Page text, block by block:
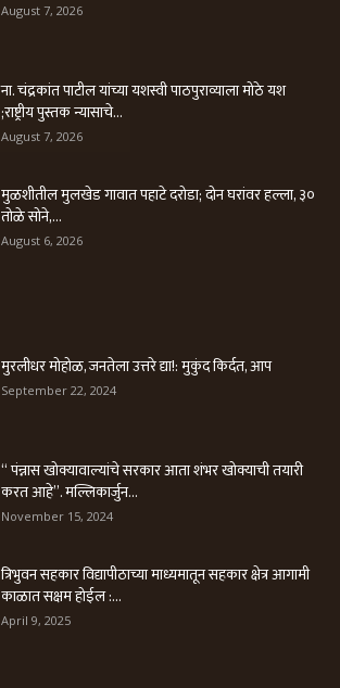
August 7, 2026
ना. चंद्रकांत पाटील यांच्या यशस्वी पाठपुराव्याला मोठे यश
;राष्ट्रीय पुस्तक न्यासाचे...
August 7, 2026
मुळशीतील मुलखेड गावात पहाटे दरोडा; दोन घरांवर हल्ला, ३०
तोळे सोने,...
August 6, 2026
मुरलीधर मोहोळ, जनतेला उत्तरे द्या!: मुकुंद किर्दत, आप
September 22, 2024
“ पंन्नास खोक्यावाल्यांचे सरकार आता शंभर खोक्याची तयारी
करत आहे”. मल्लिकार्जुन...
November 15, 2024
त्रिभुवन सहकार विद्यापीठाच्या माध्यमातून सहकार क्षेत्र आगामी
काळात सक्षम होईल :...
April 9, 2025